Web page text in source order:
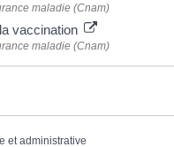
maladie (Cnam)
vaccination
maladie (Cnam)
et administrative